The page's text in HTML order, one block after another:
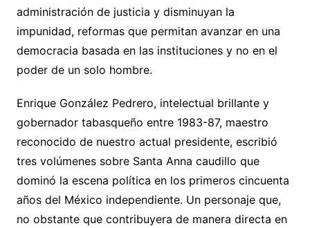
administración de justicia y disminuyan la
impunidad, reformas que permitan avanzar en una
democracia basada en las instituciones y no en el
poder de un solo hombre.
Enrique González Pedrero, intelectual brillante y
gobernador tabasqueño entre 1983-87, maestro
reconocido de nuestro actual presidente, escribió
tres volúmenes sobre Santa Anna caudillo que
dominó la escena política en los primeros cincuenta
años del México independiente. Un personaje que,
no obstante que contribuyera de manera directa en